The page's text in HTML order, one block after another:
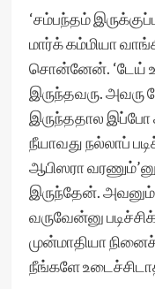
‘சம்பந்தம்
மார்க் கம்மியா
சொன்னேன். ‘டேய்
இருந்தவரு. அவரு
இருந்ததால இப்போ
நீயாவது நல்லாப்
ஆபிஸரா
இருந்தேன். அவனும்
வருவேன்னு
முன்மாதியா
நீங்களே